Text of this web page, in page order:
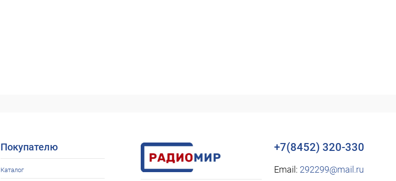
Покупателю
Каталог
+7(8452) 320-330
Email: 292299@mail.ru